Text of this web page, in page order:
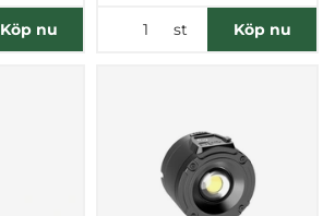
Köp nu st Köp nu